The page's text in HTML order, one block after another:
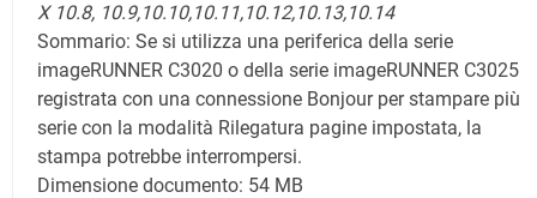
X 10.8, 10.9,10.10,10.11,10.12,10.13,10.14
Sommario: Se si utilizza una periferica della serie
imageRUNNER C3020 o della serie imageRUNNER C3025
registrata con una connessione Bonjour per stampare più
serie con la modalità Rilegatura pagine impostata, la
stampa potrebbe interrompersi.
Dimensione documento: 54 MB